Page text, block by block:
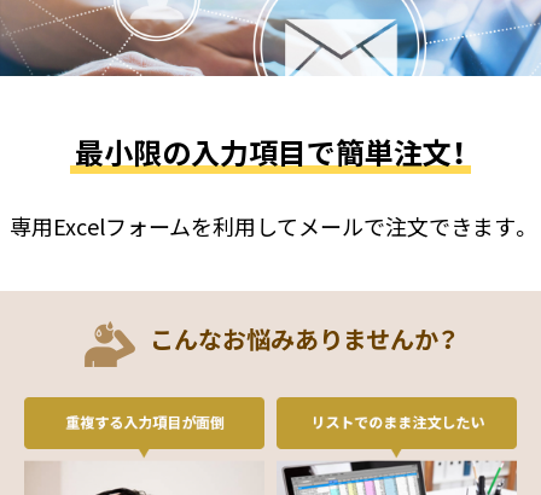
最小限の入力項目で簡単注文！
専用Excelフォームを利用してメールで注文できます。
こんなお悩みありませんか？